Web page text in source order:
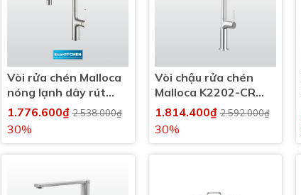
Vòi rửa chén Malloca
nóng lạnh dây rút
inox 304 Eco Kitchen
K1726SS
1.776.600₫2.538.000₫
30%
Vòi chậu rửa chén
Malloca K2202-CR
nóng lạnh
1.814.400₫2.592.000₫
30%